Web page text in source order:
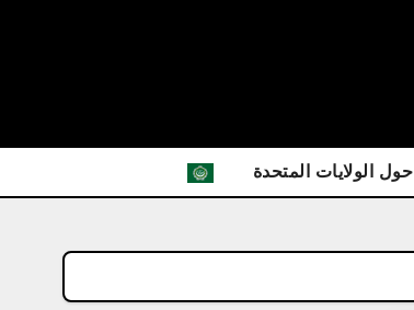
حول الولايات المتحدة